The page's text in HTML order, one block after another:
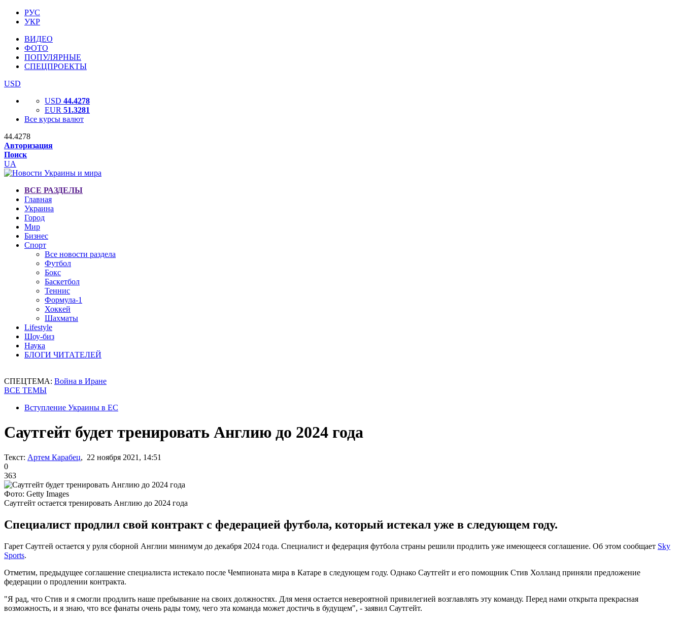
РУС
УКР
ВИДЕО
ФОТО
ПОПУЛЯРНЫЕ
СПЕЦПРОЕКТЫ
USD
USD 44.4278
EUR 51.3281
Все курсы валют
44.4278
Авторизация
Поиск
UA
ВСЕ РАЗДЕЛЫ
Главная
Украина
Город
Мир
Бизнес
Спорт
Все новости раздела
Футбол
Бокс
Баскетбол
Теннис
Формула-1
Хоккей
Шахматы
Lifestyle
Шоу-биз
Наука
БЛОГИ ЧИТАТЕЛЕЙ
СПЕЦТЕМА: Война в Иране
ВСЕ ТЕМЫ
Вступление Украины в ЕС
Саутгейт будет тренировать Англию до 2024 года
Текст: Артем Карабец, 22 ноября 2021, 14:51
0
363
Фото: Getty Images
Саутгейт остается тренировать Англию до 2024 года
Специалист продлил свой контракт с федерацией футбола, который истекал уже в следующем году.
Гарет Саутгей остается у руля сборной Англии минимум до декабря 2024 года. Специалист и федерация футбола страны решили продлить уже имеющееся соглашение. Об этом сообщает Sky
Sports.
Отметим, предыдущее соглашение специалиста истекало после Чемпионата мира в Катаре в следующем году. Однако Саутгейт и его помощник Стив Холланд приняли предложение
федерации о продлении контракта.
"Я рад, что Стив и я смогли продлить наше пребывание на своих должностях. Для меня остается невероятной привилегией возглавлять эту команду. Перед нами открыта прекрасная
возможность, и я знаю, что все фанаты очень рады тому, чего эта команда может достичь в будущем", - заявил Саутгейт.